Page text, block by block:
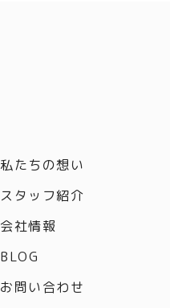
私たちの想い
スタッフ紹介
会社情報
BLOG
お問い合わせ